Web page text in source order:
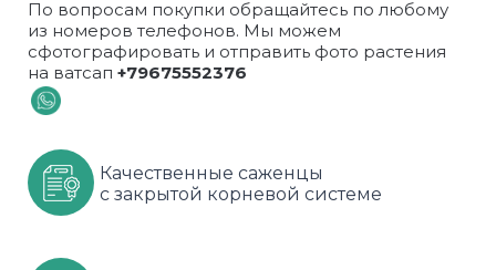
Хурма
Шарафуга
Рябина
Смородина
Роза ругоза
Сиреневые
По вопросам покупки обращайтесь по любому
из номеров телефонов. Мы можем
сфотографировать и отправить фото растения
на ватсап +79675552376
Качественные саженцы
с закрытой корневой системе